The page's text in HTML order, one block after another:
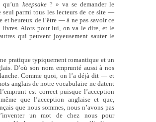
keepsake? » va se demander le
seul parmi tous les lecteurs de ce site —
et heureux de l’être — à ne pas savoir ce
livres. Alors pour lui, on va le dire, et le
qui peuvent joyeusement sauter le
pratique typiquement romantique et un
D’où son nom emprunté aussi à nos
Comme quoi, on l’a déjà dit — et
anglais de notre vocabulaire ne datent
est correct puisque l’acception
que l’acception anglaise et que,
que nous sommes, nous n’avons pas
un mot de chez nous pour